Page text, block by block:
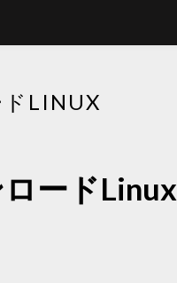
LINUX
ードLinux